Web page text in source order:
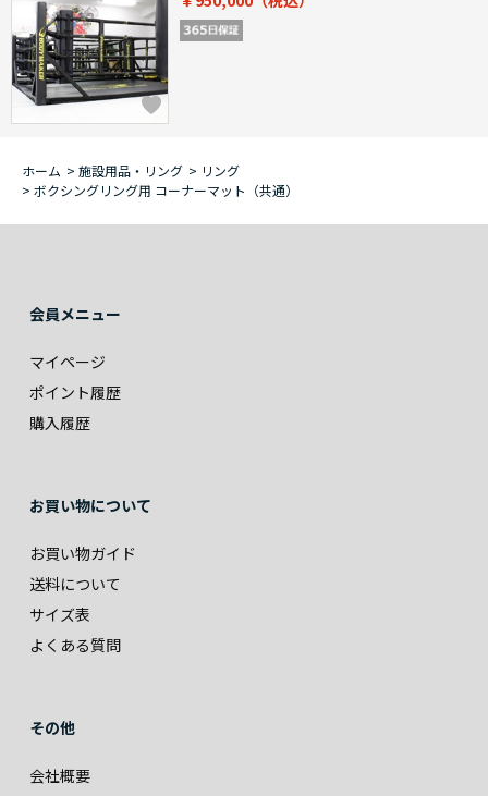
ホーム > 施設用品・リング > リング
> ボクシングリング用 コーナーマット（共通）
会員メニュー
マイページ
ポイント履歴
購入履歴
お買い物について
お買い物ガイド
送料について
サイズ表
よくある質問
その他
会社概要